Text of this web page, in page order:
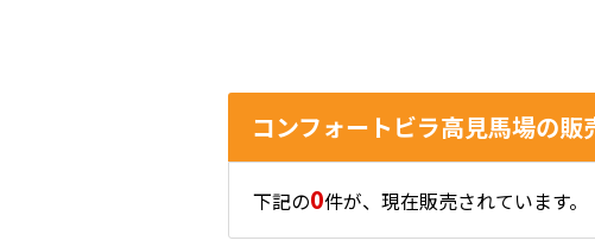
コンフォートビラ高見馬場の販
下記の0件が、現在販売されています。